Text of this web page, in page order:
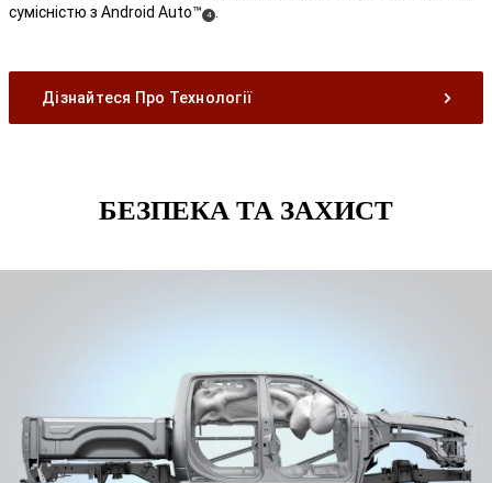
сумісністю з Android Auto™ (4)
Дізнайтеся Про Технології
БЕЗПЕКА ТА ЗАХИСТ